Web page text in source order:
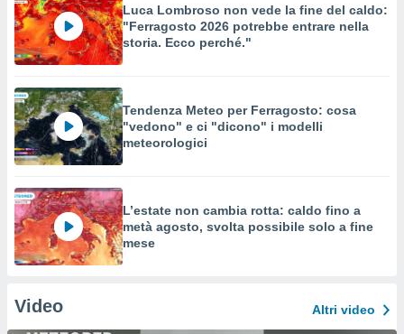
Luca Lombroso non vede la fine del caldo:
"Ferragosto 2026 potrebbe entrare nella
storia. Ecco perché."
Tendenza Meteo per Ferragosto: cosa
"vedono" e ci "dicono" i modelli
meteorologici
L’estate non cambia rotta: caldo fino a
metà agosto, svolta possibile solo a fine
mese
Video Altri video